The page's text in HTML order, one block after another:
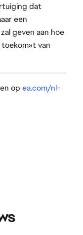
dat
een
geven aan hoe
toekomst van
op ea.com/nl-